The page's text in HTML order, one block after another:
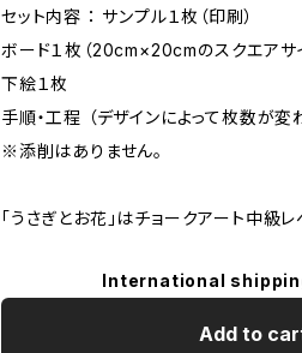
セット内容 ： サンプル１枚（印刷）
ボード１枚（20cm×20cmのスクエアサ
下絵１枚
手順・工程 （デザインによって枚数が変
※添削はありません。
「うさぎとお花」はチョークアート中級
International
Add to